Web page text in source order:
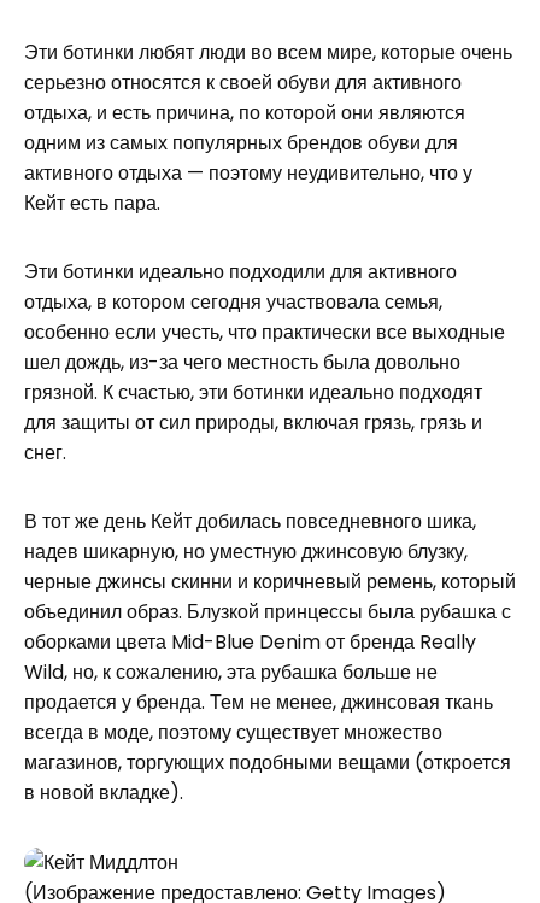
Эти ботинки любят люди во всем мире, которые очень
серьезно относятся к своей обуви для активного
отдыха, и есть причина, по которой они являются
одним из самых популярных брендов обуви для
активного отдыха — поэтому неудивительно, что у
Кейт есть пара.
Эти ботинки идеально подходили для активного
отдыха, в котором сегодня участвовала семья,
особенно если учесть, что практически все выходные
шел дождь, из-за чего местность была довольно
грязной. К счастью, эти ботинки идеально подходят
для защиты от сил природы, включая грязь, грязь и
снег.
В тот же день Кейт добилась повседневного шика,
надев шикарную, но уместную джинсовую блузку,
черные джинсы скинни и коричневый ремень, который
объединил образ. Блузкой принцессы была рубашка с
оборками цвета Mid-Blue Denim от бренда Really
Wild, но, к сожалению, эта рубашка больше не
продается у бренда. Тем не менее, джинсовая ткань
всегда в моде, поэтому существует множество
магазинов, торгующих подобными вещами (откроется
в новой вкладке).
(Изображение предоставлено: Getty Images)